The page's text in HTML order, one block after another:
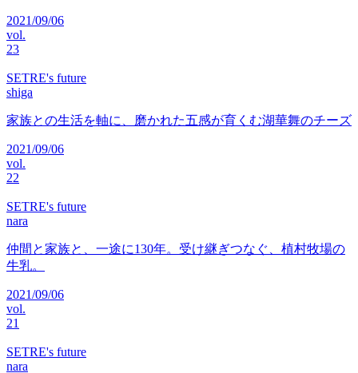
2021/09/06
vol.
23
SETRE's future
shiga
家族との生活を軸に、磨かれた五感が育くむ湖華舞のチーズ
2021/09/06
vol.
22
SETRE's future
nara
仲間と家族と、一途に130年。受け継ぎつなぐ、植村牧場の
牛乳。
2021/09/06
vol.
21
SETRE's future
nara